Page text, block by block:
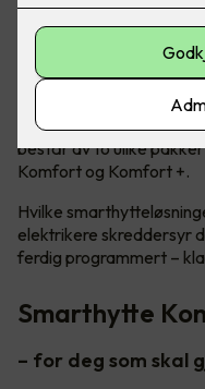
Moderne teknologi kan
Micro Matic har nå
består av to ulike
Komfort og Komfort +.
Hvilke
elektrikere skreddersyr
ferdig programmert –
Smarthytte
– for deg som skal